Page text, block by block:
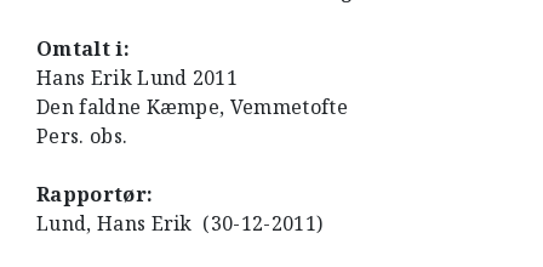
Omtalt i:
Hans Erik Lund 2011
Den faldne Kæmpe, Vemmetofte
Pers. obs.
Rapportør:
Lund, Hans Erik (30-12-2011)